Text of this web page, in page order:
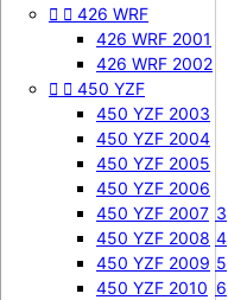
505 SXF 2007
505 SXF 2008
525 SXF
525 SXF 2003
525 SXF 2004
525 SXF 2005
525 SXF 2006
525 EXC-F
525 EXC-F 2003
525 EXC-F 2004
525 EXC-F 2005
525 EXC-F 2006
  426 WRF
426 WRF 2001
426 WRF 2002
  450 YZF
450 YZF 2003
450 YZF 2004
450 YZF 2005
450 YZF 2006
450 YZF 2007
450 YZF 2008
450 YZF 2009
450 YZF 2010